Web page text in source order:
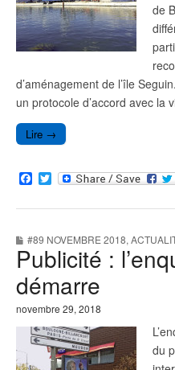
de
d’aménagement de l’île
un protocole d’accord avec
Lire →
F
a
c
o
o
k
T
w
i
e
r
#89 NOVEMBRE 2018,
Publicité :
démarre
novembre 29, 2018
du